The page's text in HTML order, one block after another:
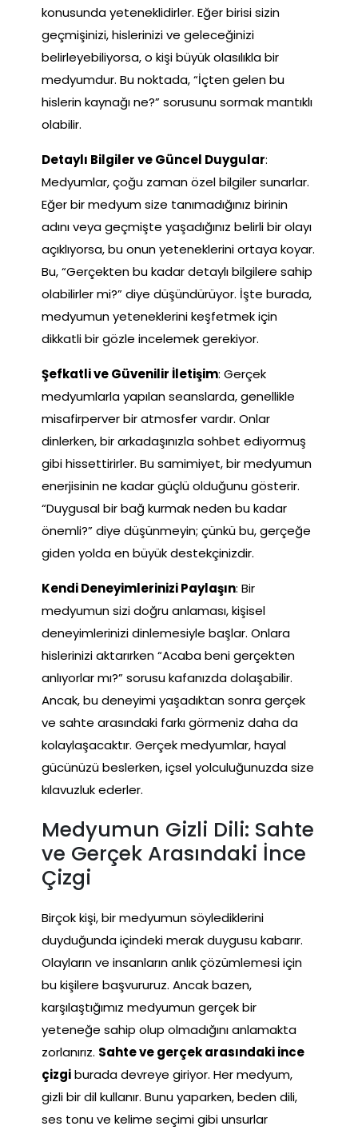
konusunda yeteneklidirler. Eğer birisi sizin
geçmişinizi, hislerinizi ve geleceğinizi
belirleyebiliyorsa, o kişi büyük olasılıkla bir
medyumdur. Bu noktada, “İçten gelen bu
hislerin kaynağı ne?” sorusunu sormak mantıklı
olabilir.
Detaylı Bilgiler ve Güncel Duygular:
Medyumlar, çoğu zaman özel bilgiler sunarlar.
Eğer bir medyum size tanımadığınız birinin
adını veya geçmişte yaşadığınız belirli bir olayı
açıklıyorsa, bu onun yeteneklerini ortaya koyar.
Bu, “Gerçekten bu kadar detaylı bilgilere sahip
olabilirler mi?” diye düşündürüyor. İşte burada,
medyumun yeteneklerini keşfetmek için
dikkatli bir gözle incelemek gerekiyor.
Şefkatli ve Güvenilir İletişim: Gerçek
medyumlarla yapılan seanslarda, genellikle
misafirperver bir atmosfer vardır. Onlar
dinlerken, bir arkadaşınızla sohbet ediyormuş
gibi hissettirirler. Bu samimiyet, bir medyumun
enerjisinin ne kadar güçlü olduğunu gösterir.
“Duygusal bir bağ kurmak neden bu kadar
önemli?” diye düşünmeyin; çünkü bu, gerçeğe
giden yolda en büyük destekçinizdir.
Kendi Deneyimlerinizi Paylaşın: Bir
medyumun sizi doğru anlaması, kişisel
deneyimlerinizi dinlemesiyle başlar. Onlara
hislerinizi aktarırken “Acaba beni gerçekten
anlıyorlar mı?” sorusu kafanızda dolaşabilir.
Ancak, bu deneyimi yaşadıktan sonra gerçek
ve sahte arasındaki farkı görmeniz daha da
kolaylaşacaktır. Gerçek medyumlar, hayal
gücünüzü beslerken, içsel yolculuğunuzda size
kılavuzluk ederler.
Medyumun Gizli Dili: Sahte
ve Gerçek Arasındaki İnce
Çizgi
Birçok kişi, bir medyumun söylediklerini
duyduğunda içindeki merak duygusu kabarır.
Olayların ve insanların anlık çözümlemesi için
bu kişilere başvururuz. Ancak bazen,
karşılaştığımız medyumun gerçek bir
yeteneğe sahip olup olmadığını anlamakta
zorlanırız. Sahte ve gerçek arasındaki ince
çizgiburada devreye giriyor. Her medyum,
gizli bir dil kullanır. Bunu yaparken, beden dili,
ses tonu ve kelime seçimi gibi unsurlar